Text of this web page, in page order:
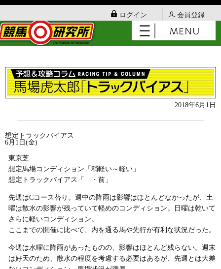
ログイン 会員登録
2018年6月1日
想定トラックバイアス
6月1日(金)
東京芝
想定馬場コンディション「稍軽い～軽い」
想定トラックバイアス「 ・前」
先週はCコース替り。週中の降雨は影響はほとんどなかったが、土
曜は散水の影響が残っていて軽めのコンディション。日曜は乾いて
さらに軽いコンディション。
ここまでの開催に比べて、内を通る馬や先行が有利な状況だった。
今週は水曜に降雨があったものの、影響はほとんど残らない。週末
は好天のため、散水の程度を考慮する必要はあるが、先週とは大差